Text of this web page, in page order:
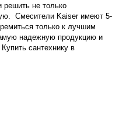
не только
Смесители Kaiser имеют 5-
только к лучшим
надежную продукцию и
сантехнику в